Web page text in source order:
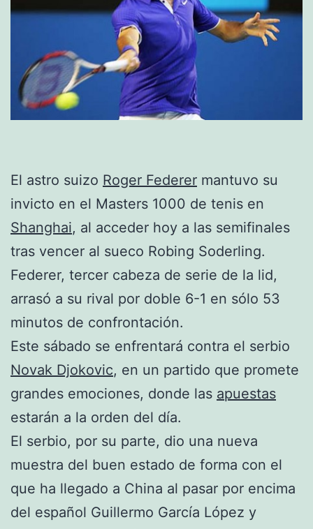
El astro suizo Roger Federer mantuvo su
invicto en el Masters 1000 de tenis en
Shanghai, al acceder hoy a las semifinales
tras vencer al sueco Robing Soderling.
Federer, tercer cabeza de serie de la lid,
arrasó a su rival por doble 6-1 en sólo 53
minutos de confrontación.
Este sábado se enfrentará contra el serbio
Novak Djokovic, en un partido que promete
grandes emociones, donde las apuestas
estarán a la orden del día.
El serbio, por su parte, dio una nueva
muestra del buen estado de forma con el
que ha llegado a China al pasar por encima
del español Guillermo García López y